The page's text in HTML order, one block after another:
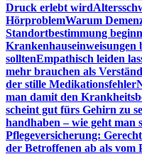
Druck erlebt wird
HörproblemWarum
Standortbestimmung
Krankenhauseinweisungen
solltenEmpathisch leiden
mehr brauchen als
der stille Medikationsfehler
man damit den
scheint gut fürs Gehirn zu
handhaben – wie geht man
Pflegeversicherung:
der Betroffenen ab als vom